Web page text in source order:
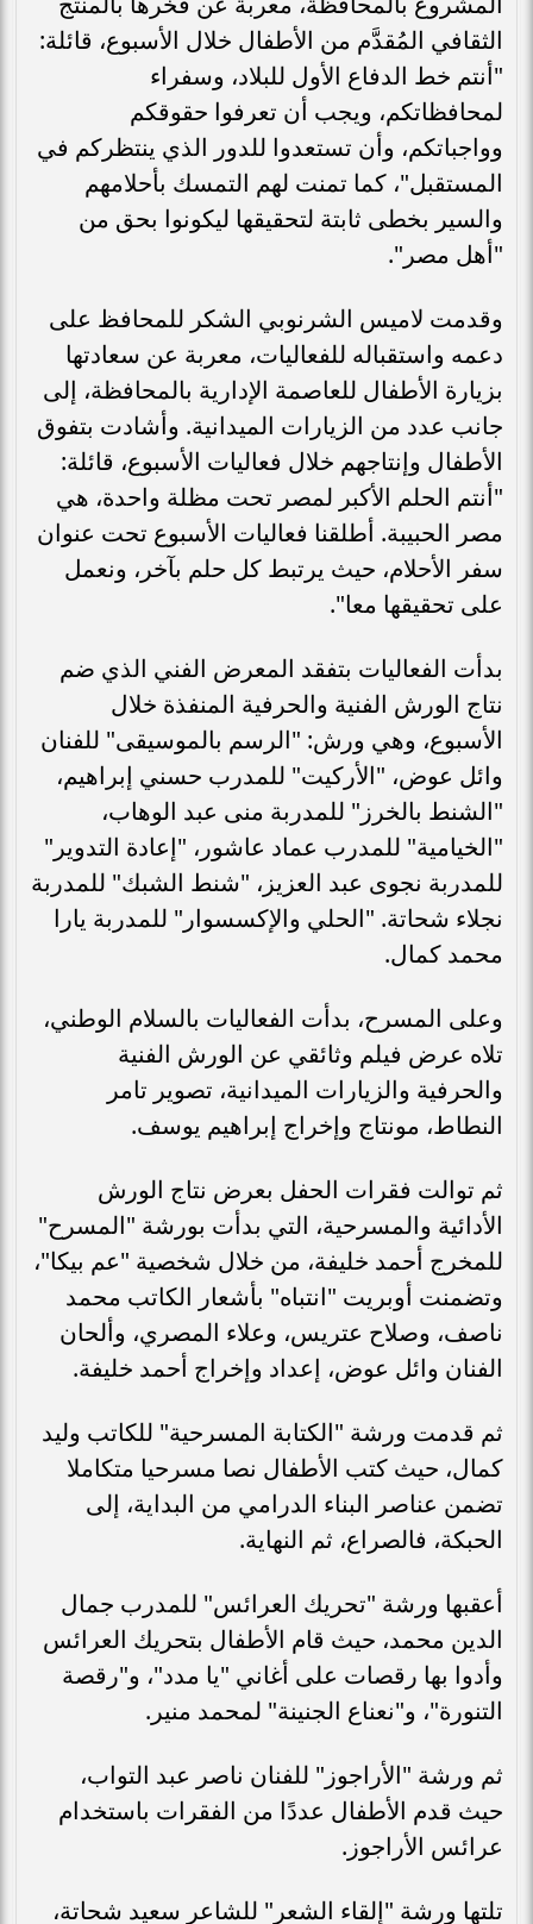
الثقافي المُقدَّم من الأطفال خلال الأسبوع، قائلة:
"أنتم خط الدفاع الأول للبلاد، وسفراء
لمحافظاتكم، ويجب أن تعرفوا حقوقكم
وواجباتكم، وأن تستعدوا للدور الذي ينتظركم في
المستقبل"، كما تمنت لهم التمسك بأحلامهم
والسير بخطى ثابتة لتحقيقها ليكونوا بحق من
"أهل مصر".
وقدمت لاميس الشرنوبي الشكر للمحافظ على
دعمه واستقباله للفعاليات، معربة عن سعادتها
بزيارة الأطفال للعاصمة الإدارية بالمحافظة، إلى
جانب عدد من الزيارات الميدانية. وأشادت بتفوق
الأطفال وإنتاجهم خلال فعاليات الأسبوع، قائلة:
"أنتم الحلم الأكبر لمصر تحت مظلة واحدة، هي
مصر الحبيبة. أطلقنا فعاليات الأسبوع تحت عنوان
سفر الأحلام، حيث يرتبط كل حلم بآخر، ونعمل
على تحقيقها معا".
بدأت الفعاليات بتفقد المعرض الفني الذي ضم
نتاج الورش الفنية والحرفية المنفذة خلال
الأسبوع، وهي ورش: "الرسم بالموسيقى" للفنان
وائل عوض، "الأركيت" للمدرب حسني إبراهيم،
"الشنط بالخرز" للمدربة منى عبد الوهاب،
"الخيامية" للمدرب عماد عاشور، "إعادة التدوير"
للمدربة نجوى عبد العزيز، "شنط الشبك" للمدربة
نجلاء شحاتة. "الحلي والإكسسوار" للمدربة يارا
محمد كمال.
وعلى المسرح، بدأت الفعاليات بالسلام الوطني،
تلاه عرض فيلم وثائقي عن الورش الفنية
والحرفية والزيارات الميدانية، تصوير تامر
النطاط، مونتاج وإخراج إبراهيم يوسف.
ثم توالت فقرات الحفل بعرض نتاج الورش
الأدائية والمسرحية، التي بدأت بورشة "المسرح"
للمخرج أحمد خليفة، من خلال شخصية "عم بيكا"،
وتضمنت أوبريت "انتباه" بأشعار الكاتب محمد
ناصف، وصلاح عتريس، وعلاء المصري، وألحان
الفنان وائل عوض، إعداد وإخراج أحمد خليفة.
ثم قدمت ورشة "الكتابة المسرحية" للكاتب وليد
كمال، حيث كتب الأطفال نصا مسرحيا متكاملا
تضمن عناصر البناء الدرامي من البداية، إلى
الحبكة، فالصراع، ثم النهاية.
أعقبها ورشة "تحريك العرائس" للمدرب جمال
الدين محمد، حيث قام الأطفال بتحريك العرائس
وأدوا بها رقصات على أغاني "يا مدد"، و"رقصة
التنورة"، و"نعناع الجنينة" لمحمد منير.
ثم ورشة "الأراجوز" للفنان ناصر عبد التواب،
حيث قدم الأطفال عددًا من الفقرات باستخدام
عرائس الأراجوز.
تلتها ورشة "إلقاء الشعر" للشاعر سعيد شحاتة،